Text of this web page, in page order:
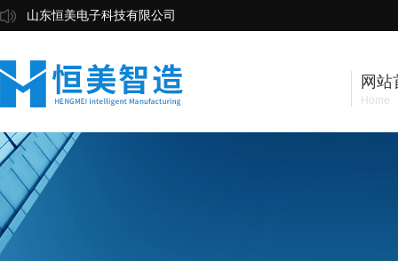
山东恒美电子科技有限公司
网站
Home